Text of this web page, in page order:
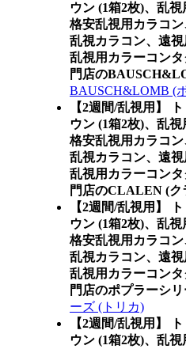
ウン (1箱2枚)、乱
格安乱視用カラコ
乱視カラコン、遠視
乱視用カラーコン
門店の
BAUSCH&LOMB (
【2週間/乱視用】
ウン (1箱2枚)、乱
格安乱視用カラコ
乱視カラコン、遠視
乱視用カラーコン
門店のCLALEN (ク
【2週間/乱視用】
ウン (1箱2枚)、乱
格安乱視用カラコ
乱視カラコン、遠視
乱視用カラーコン
門店のポプラーシ
ーズ (トリカ)
【2週間/乱視用】
ウン (1箱2枚)、乱